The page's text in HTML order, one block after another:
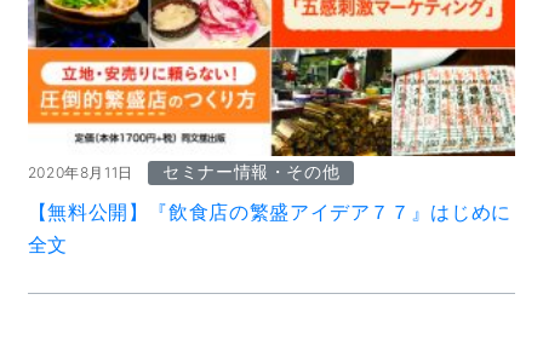
2020年8月11日 セミナー情報・その他
【無料公開】『飲食店の繁盛アイデア７７』はじめに
全文